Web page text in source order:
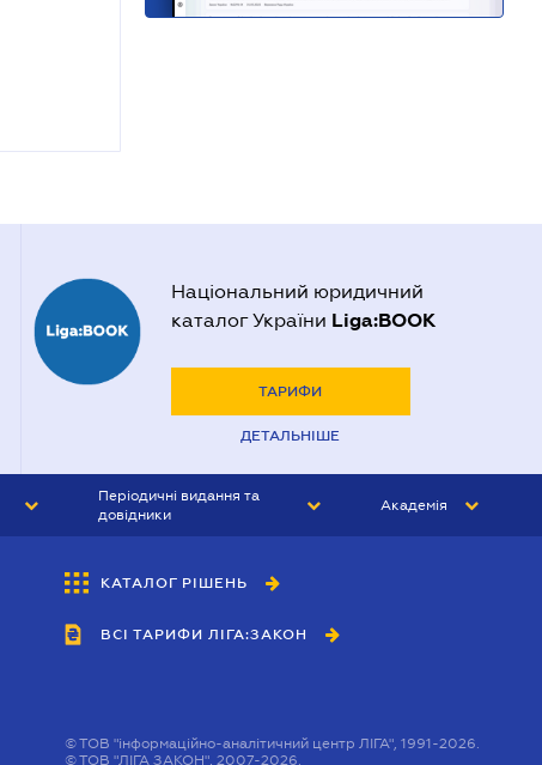
Національний юридичний
каталог України Liga:BOOK
ТАРИФИ
ДЕТАЛЬНІШЕ
Періодичні видання та
довідники
БУХГАЛТЕР&ЗАКОН
ВІСНИК МСФЗ
Академія
КАТАЛОГ РІШЕНЬ
ВСІ ТАРИФИ ЛІГА:ЗАКОН
©ТОВ "інформаційно-аналітичний центр ЛІГА", 1991-2026.
©ТОВ "ЛІГА ЗАКОН", 2007-2026.